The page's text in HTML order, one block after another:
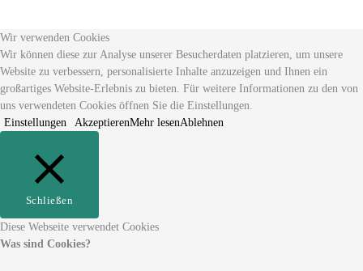
Wir verwenden Cookies
Wir können diese zur Analyse unserer Besucherdaten platzieren, um unsere
Website zu verbessern, personalisierte Inhalte anzuzeigen und Ihnen ein
großartiges Website-Erlebnis zu bieten. Für weitere Informationen zu den von
uns verwendeten Cookies öffnen Sie die Einstellungen.
Einstellungen
AkzeptierenMehr lesenAblehnen
Schließen
Diese Webseite verwendet Cookies
Was sind Cookies?